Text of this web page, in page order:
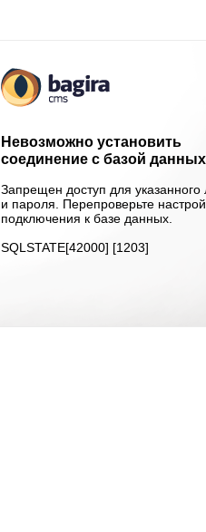
Невозможно установить
соединение с базой
Запрещен доступ для указанного
и пароля. Перепроверьте
подключения к базе данных.
SQLSTATE[42000] [1203]